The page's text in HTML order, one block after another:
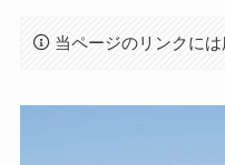
当ページのリンクには